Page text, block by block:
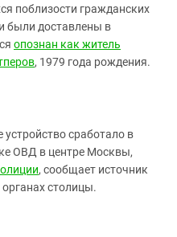
поблизости гражданских
были доставлены в
опознан как житель
, 1979 года рождения.
сработало в
ОВД в центре Москвы,
, сообщает источник
столицы.